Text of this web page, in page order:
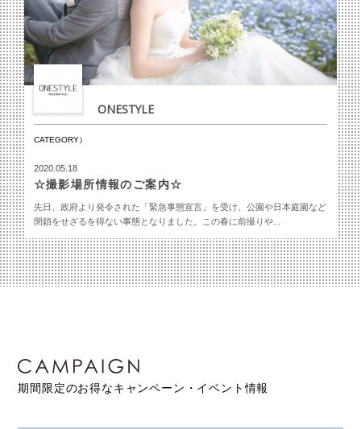
ONESTYLE
CATEGORY）
2020.05.18
☆撮影場所情報のご案内☆
先日、政府より発令された「緊急事態宣言」を受け、公園や日本庭園など
閉鎖をせざるを得ない事態となりました。この春に前撮りや...
期間限定のお得なキャンペーン・イベント情報